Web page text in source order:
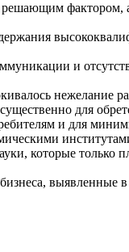
фактором,
и
нежелание
для
и для
которые только
выявленные